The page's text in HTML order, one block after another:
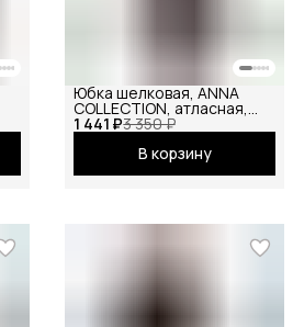
1 441 ₽3 350 ₽
Юбка шелковая, ANNA
COLLECTION, атласная,
весенняя, праздничная,
школьная на резинке мини
В корзину